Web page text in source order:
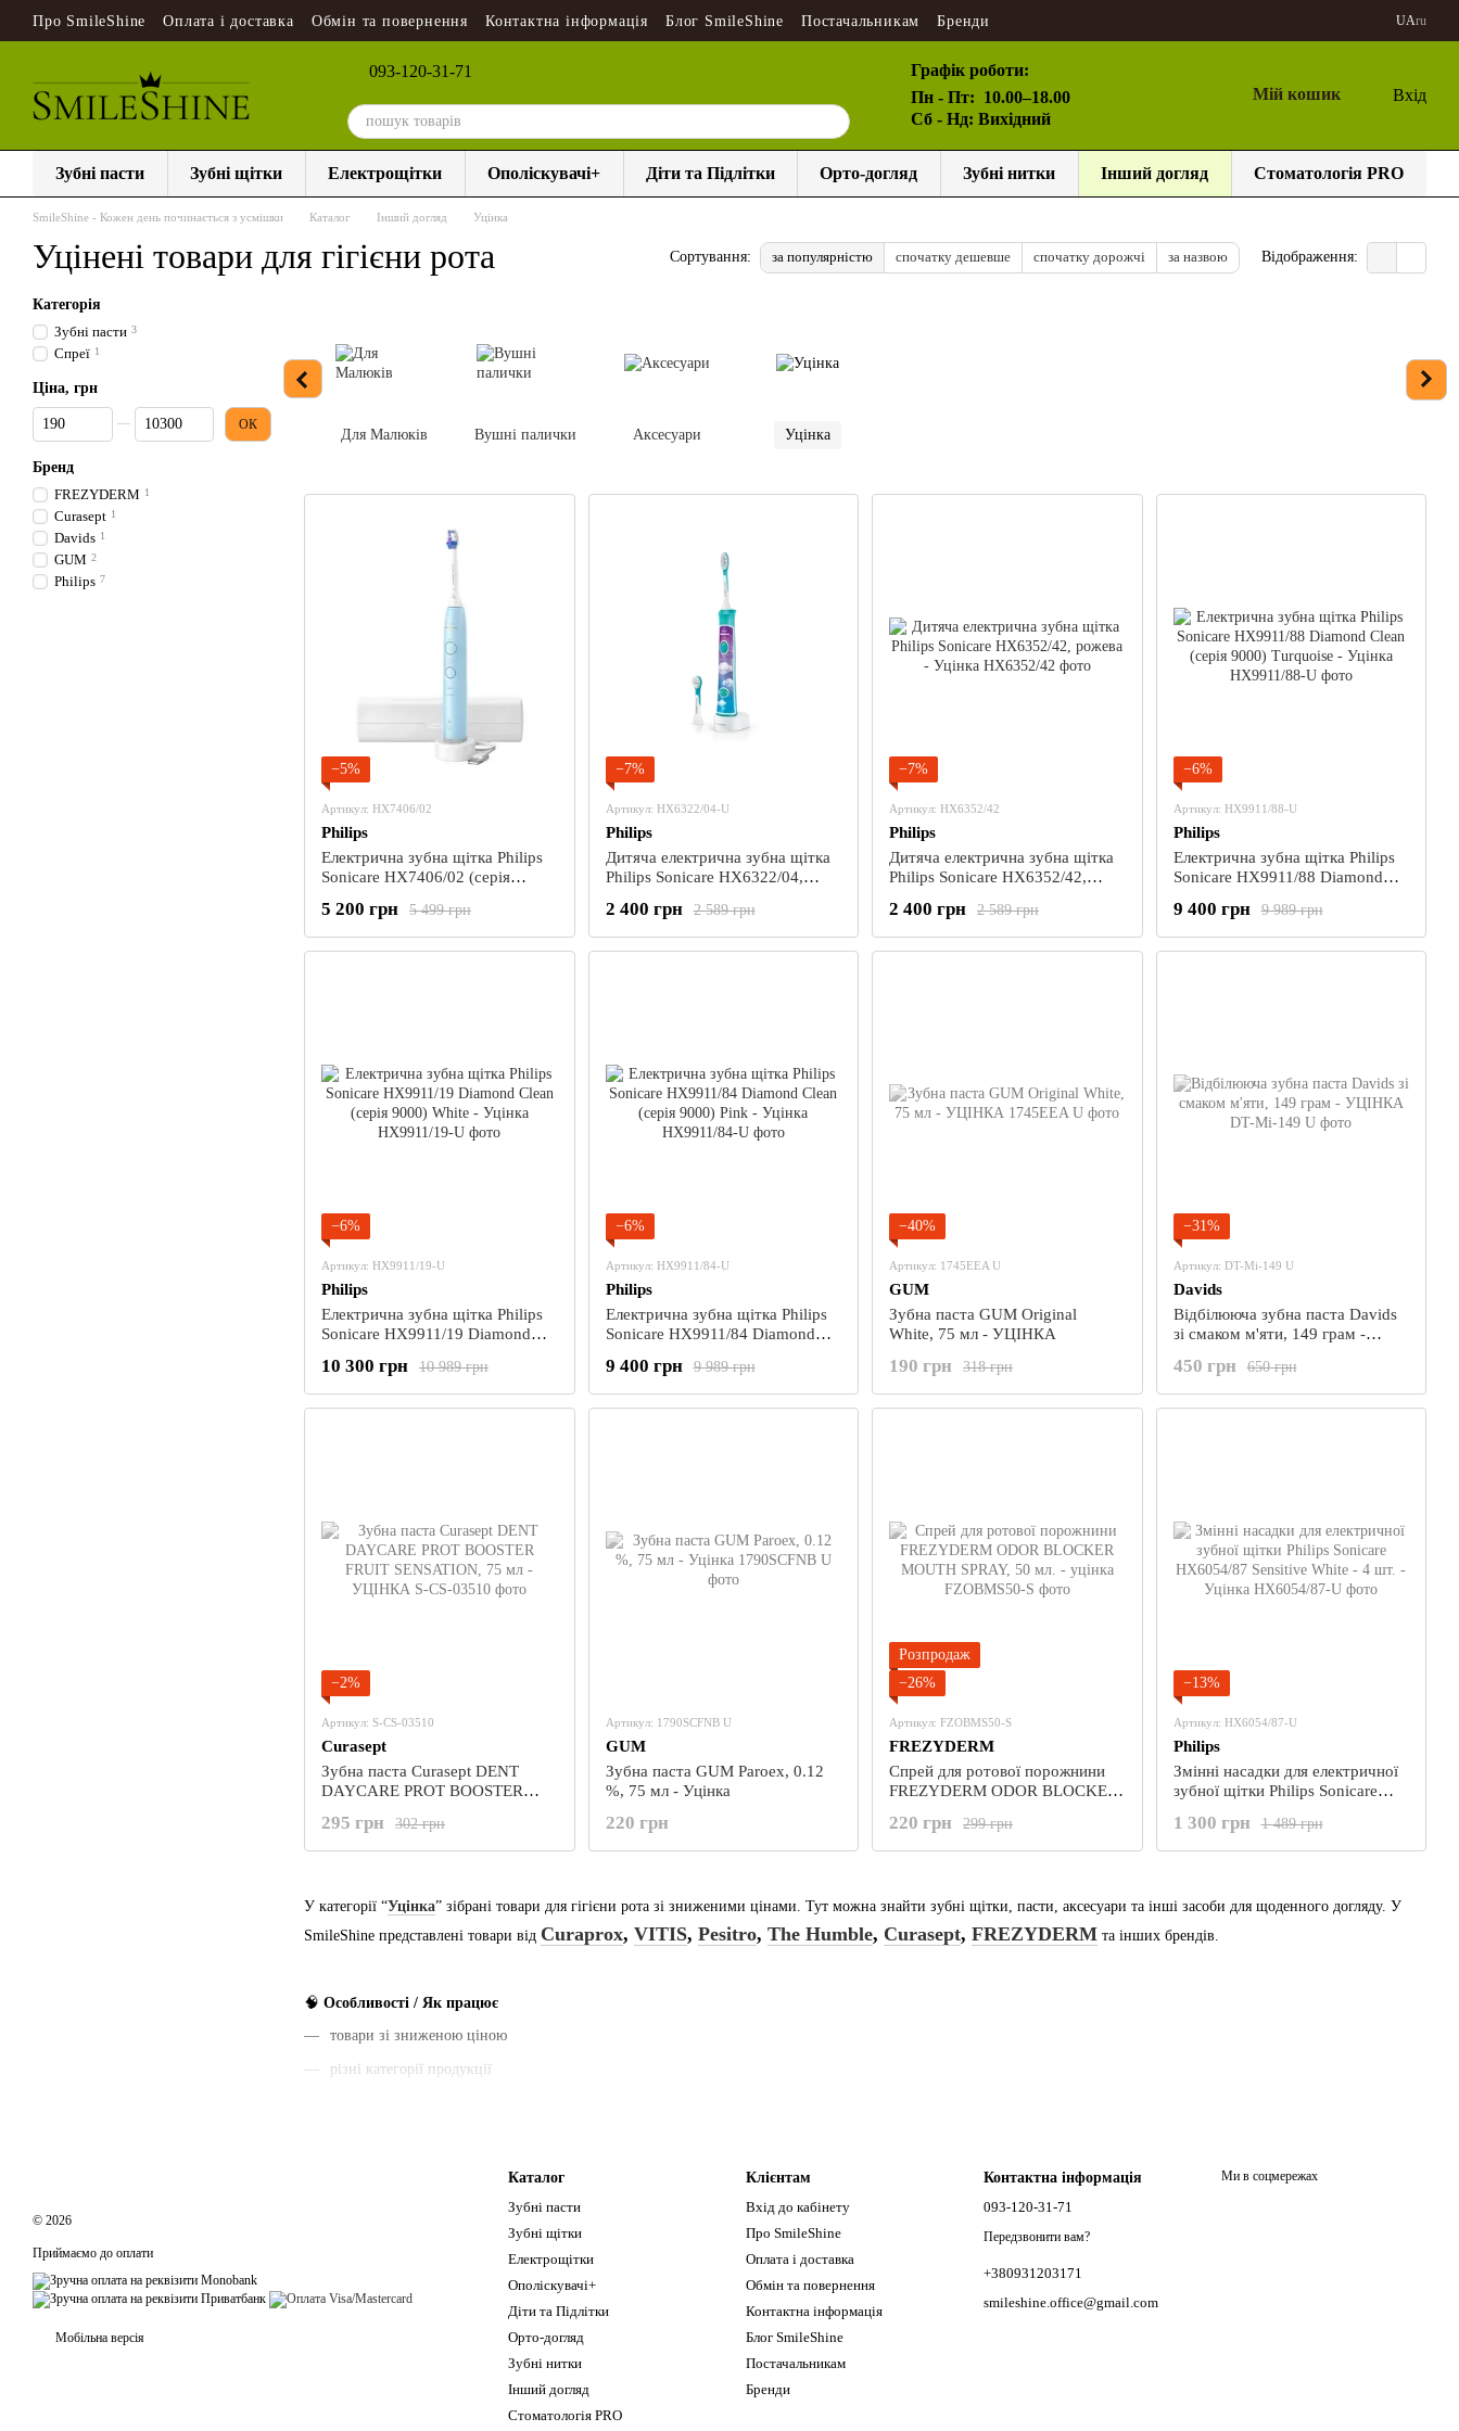
Перейти до основного контенту
Про SmileShine Оплата і доставка Обмін та повернення Контактна інформація Блог SmileShine Постачальникам Бренди UAru
093-120-31-71
Графік роботи:
Пн - Пт: 10.00–18.00
Сб - Нд: Вихідний
Мій кошик Вхід
Зубні пасти Зубні щітки Електрощітки Ополіскувачі+ Діти та Підлітки Орто-догляд Зубні нитки Інший догляд Стоматологія PRO
SmileShine - Кожен день починається з усмішки Каталог Інший догляд Уцінка
Уцінені товари для гігієни рота Сортування: за популярністю спочатку дешевше спочатку дорожчі за назвою Відображення:
Для Малюків Вушні палички Аксесуари Уцінка
У категорії “Уцінка” зібрані товари для гігієни рота зі зниженими цінами. Тут можна знайти зубні щітки, пасти, аксесуари та інші засоби для щоденного догляду. У
SmileShine представлені товари від Curaprox, VITIS, Pesitro, The Humble, Curasept, FREZYDERM та інших брендів.
🧠 Особливості / Як працює
товари зі зниженою ціною
різні категорії продукції
широкий вибір товарів
доступ до популярних брендів
−5%
Артикул: HX7406/02
Philips
Електрична зубна щітка Philips
Sonicare HX7406/02 (серія
5 499 грн
5 200 грн
−7%
Артикул: HX6322/04-U
Philips
Дитяча електрична зубна щітка
Philips Sonicare HX6322/04,
2 589 грн
2 400 грн
−7%
Артикул: HX6352/42
Philips
Дитяча електрична зубна щітка
Philips Sonicare HX6352/42,
2 589 грн
2 400 грн
−6%
Артикул: HX9911/88-U
Philips
Електрична зубна щітка Philips
Sonicare HX9911/88 Diamond
Уцінка
9 989 грн
9 400 грн
−6%
Артикул: HX9911/19-U
Philips
Електрична зубна щітка Philips
Sonicare HX9911/19 Diamond
10 989 грн
10 300 грн
−6%
Артикул: HX9911/84-U
Philips
Електрична зубна щітка Philips
Sonicare HX9911/84 Diamond
9 989 грн
9 400 грн
−40%
Артикул: 1745EEA U
GUM
Зубна паста GUM Original
White, 75 мл - УЦІНКА
318 грн
190 грн
−31%
Артикул: DT-Mi-149 U
Davids
Відбілююча зубна паста Davids
зі смаком м'яти, 149 грам -
650 грн
450 грн
−2%
Артикул: S-CS-03510
Curasept
Зубна паста Curasept DENT
DAYCARE PROT BOOSTER
УЦІНКА
302 грн
295 грн
Артикул: 1790SCFNB U
GUM
Зубна паста GUM Paroex, 0.12
%, 75 мл - Уцінка
220 грн
Розпродаж
−26%
Артикул: FZOBMS50-S
FREZYDERM
Спрей для ротової порожнини
FREZYDERM ODOR BLOCKER
299 грн
220 грн
−13%
Артикул: HX6054/87-U
Philips
Змінні насадки для електричної
зубної щітки Philips Sonicare
шт. - Уцінка
1 489 грн
1 300 грн
Категорія
Зубні пасти 3
Спреї 1
Ціна, грн
Від Ціна, грн
До Ціна, грн
ОК
Бренд
FREZYDERM 1
Curasept 1
Davids 1
GUM 2
Philips 7
© 2026
Приймаємо до оплати
Мобільна версія
Каталог
Зубні пасти
Зубні щітки
Електрощітки
Ополіскувачі+
Діти та Підлітки
Орто-догляд
Зубні нитки
Інший догляд
Стоматологія PRO
Клієнтам
Вхід до кабінету
Про SmileShine
Оплата і доставка
Обмін та повернення
Контактна інформація
Блог SmileShine
Постачальникам
Бренди
Контактна інформація
093-120-31-71
Передзвонити вам?
+380931203171
smileshine.office@gmail.com
Ми в соцмережах